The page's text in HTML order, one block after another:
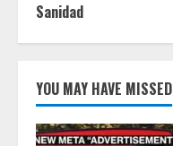
Sanidad
YOU MAY HAVE MISSED